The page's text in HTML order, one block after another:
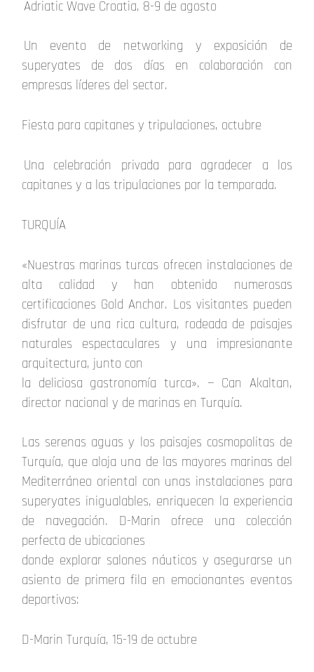
Adriatic Wave Croatia, 8-9 de agosto
Un evento de networking y exposición de
superyates de dos días en colaboración con
empresas líderes del sector.
Fiesta para capitanes y tripulaciones, octubre
Una celebración privada para agradecer a los
capitanes y a las tripulaciones por la temporada.
TURQUÍA
«Nuestras marinas turcas ofrecen instalaciones de
alta calidad y han obtenido numerosas
certificaciones Gold Anchor. Los visitantes pueden
disfrutar de una rica cultura, rodeada de paisajes
naturales espectaculares y una impresionante
arquitectura, junto con
la deliciosa gastronomía turca». — Can Akaltan,
director nacional y de marinas en Turquía.
Las serenas aguas y los paisajes cosmopolitas de
Turquía, que aloja una de las mayores marinas del
Mediterráneo oriental con unas instalaciones para
superyates inigualables, enriquecen la experiencia
de navegación. D-Marin ofrece una colección
perfecta de ubicaciones
donde explorar salones náuticos y asegurarse un
asiento de primera fila en emocionantes eventos
deportivos:
D-Marin Turquía, 15-19 de octubre